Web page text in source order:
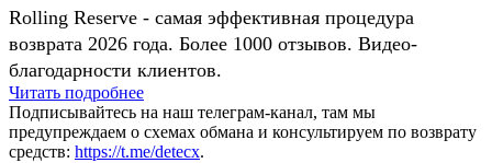
Rolling Reserve - самая эффективная процедура
возврата 2026 года. Более 1000 отзывов. Видео-
благодарности клиентов.
Читать подробнее
Подписывайтесь на наш телеграм-канал, там мы
предупреждаем о схемах обмана и консультируем по возврату
средств: https://t.me/detecx.